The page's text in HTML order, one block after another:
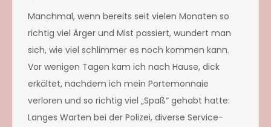
Manchmal, wenn bereits seit vielen Monaten so
richtig viel Ärger und Mist passiert, wundert man
sich, wie viel schlimmer es noch kommen kann.
Vor wenigen Tagen kam ich nach Hause, dick
erkältet, nachdem ich mein Portemonnaie
verloren und so richtig viel „Spaß“ gehabt hatte:
Langes Warten bei der Polizei, diverse Service-